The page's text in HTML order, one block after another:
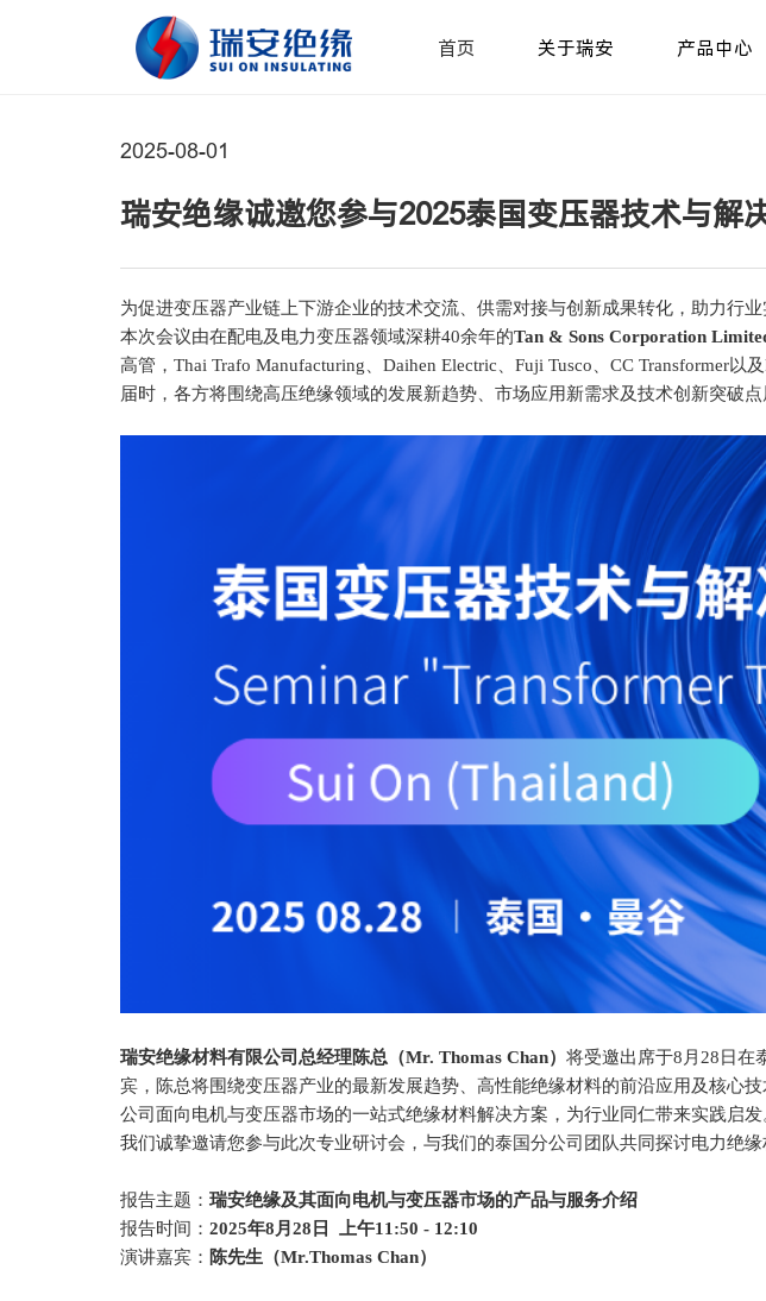
首页 关于瑞安 产品中心
2025-08-01
瑞安绝缘诚邀您参与2025泰国变压器技术与解
为促进变压器产业链上下游企业的技术交流、供需对接与创新成果转化，助力行
本次会议由在配电及电力变压器领域深耕40余年的Tan & Sons Corporation
高管，Thai Trafo Manufacturing、Daihen Electric、Fuji Tusco、CC Transformer
届时，各方将围绕高压绝缘领域的发展新趋势、市场应用新需求及技术创新突破
瑞安绝缘材料有限公司总经理陈总（Mr. Thomas Chan） 将受邀出席于8月28日在
宾，陈总将围绕变压器产业的最新发展趋势、高性能绝缘材料的前沿应用及核心
公司面向电机与变压器市场的一站式绝缘材料解决方案，为行业同仁带来实践启发
我们诚挚邀请您参与此次专业研讨会，与我们的泰国分公司团队共同探讨电力绝缘
报告主题： 瑞安绝缘及其面向电机与变压器市场的产品与服务介绍
报告时间： 2025年8月28日 上午11:50 - 12:10
演讲嘉宾： 陈先生 （Mr.Thomas Chan）